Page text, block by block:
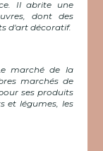
Il abrite une
dont des
d'art décoratif.
marché de la
marchés de
ses produits
et légumes, les